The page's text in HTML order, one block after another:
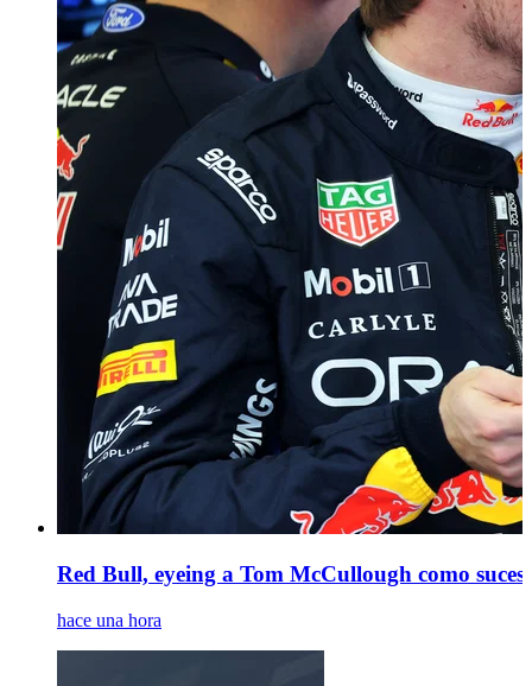
Red Bull, eyeing a Tom McCullough como
hace una hora